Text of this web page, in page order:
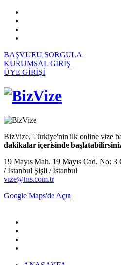
BAŞVURU SORGULA
KURUMSAL GİRİŞ
ÜYE GİRİŞİ
BizVize, Türkiye'nin ilk online vize
dakikalar içerisinde
19 Mayıs Mah. 19 Mayıs Cad. No:
/ İstanbul Şişli / İstanbul
vize@his.com.tr
Google Maps'de Açın